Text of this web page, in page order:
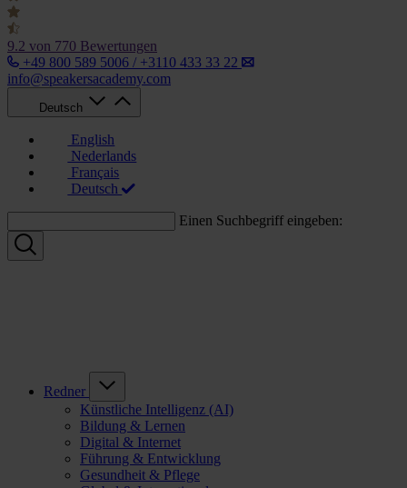
9.2 von 770 Bewertungen
+49 800 589 5006 / +3110 433 33 22
info@speakersacademy.com
Deutsch
English
Nederlands
Français
Deutsch
Einen Suchbegriff eingeben:
Redner
Künstliche Intelligenz (AI)
Bildung & Lernen
Digital & Internet
Führung & Entwicklung
Gesundheit & Pflege